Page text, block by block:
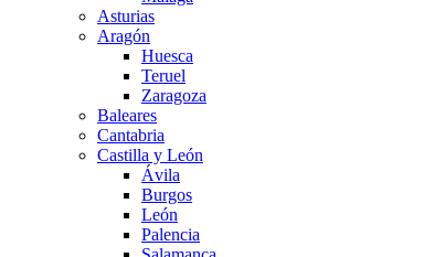
Asturias
Aragón
Huesca
Teruel
Zaragoza
Baleares
Cantabria
Castilla y León
Ávila
Burgos
León
Palencia